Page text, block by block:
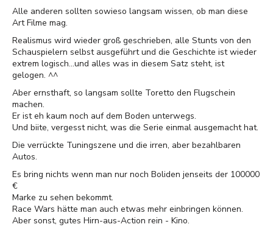
Alle anderen sollten sowieso langsam wissen, ob man diese
Art Filme mag.
Realismus wird wieder groß geschrieben, alle Stunts von den
Schauspielern selbst ausgeführt und die Geschichte ist wieder
extrem logisch...und alles was in diesem Satz steht, ist
gelogen. ^^
Aber ernsthaft, so langsam sollte Toretto den Flugschein
machen.
Er ist eh kaum noch auf dem Boden unterwegs.
Und biite, vergesst nicht, was die Serie einmal ausgemacht hat.
Die verrückte Tuningszene und die irren, aber bezahlbaren
Autos.
Es bring nichts wenn man nur noch Boliden jenseits der 100000
€
Marke zu sehen bekommt.
Race Wars hätte man auch etwas mehr einbringen können.
Aber sonst, gutes Hirn-aus-Action rein - Kino.